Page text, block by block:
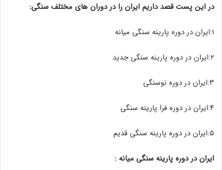
در این پست قصد داریم ایران را در دوران های مختلف سنگی:
۱:ایران در دوره پارینه سنگی میانه
۲:ایران در دوره پارینه سنگی جدید
۳:ایران در دوره نوسنگی
۴:ایران در دوره فرا پارینه سنگی
۵:ایران در دوره پارینه سنگی قدیم
ایران در دوره پارینه سنگی میانه :